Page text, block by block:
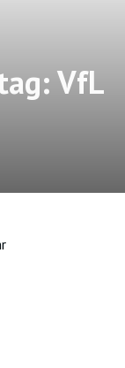
VfL